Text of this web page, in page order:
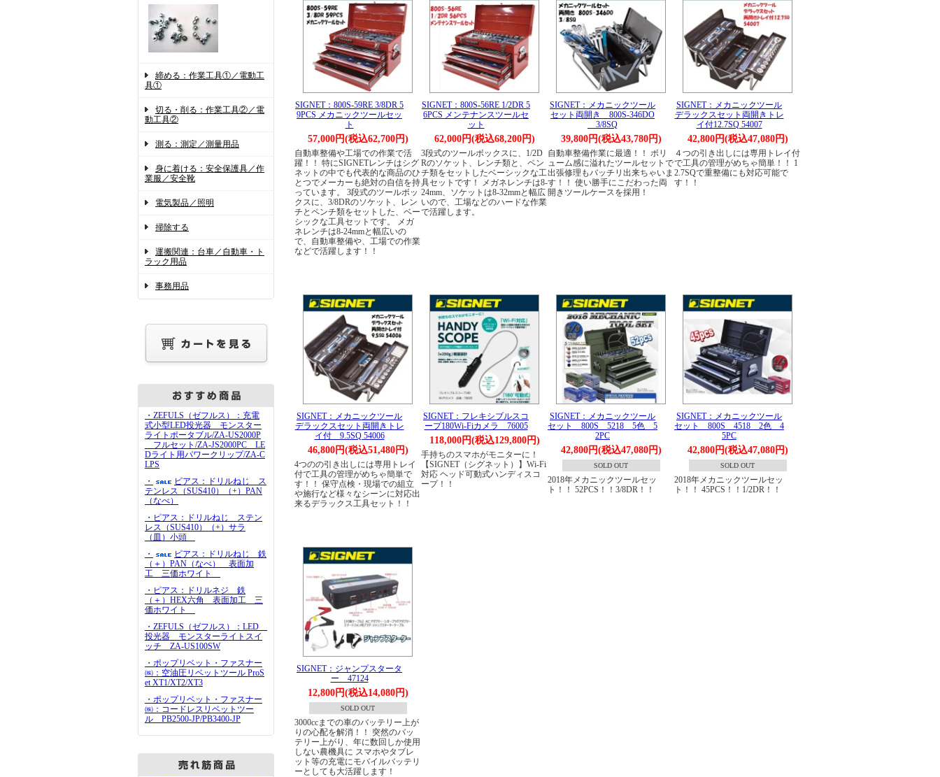
締める：作業工具①／電動工
具①
切る・削る：作業工具②／電
動工具②
測る：測定／測量用品
身に着ける：安全保護具／作
業服／安全靴
電気製品／照明
掃除する
運搬関連：台車／自動車・ト
ラック用品
事務用品
・ZEFULS（ゼフルス）：充電
式小型LED投光器 モンスター
ライトポータブル/ZA-US2000P
フルセット/ZA-JS2000PC LE
Dライト用パワークリップ/ZA-C
LPS
・
ピアス：ドリルねじ ス
テンレス（SUS410）（+）PAN
（なべ）
・ピアス：ドリルねじ ステン
レス（SUS410）（+）サラ
（皿）小頭
・
ピアス：ドリルねじ 鉄
（＋）PAN（なべ） 表面加
工 三価ホワイト
・ピアス：ドリルネジ 鉄
（＋）HEX六角 表面加工 三
価ホワイト
・ZEFULS（ゼフルス）：LED
投光器 モンスターライトスイ
ッチ ZA-US100SW
・ポップリベット・ファスナー
㈱：空油圧リベットツール ProS
et XT1/XT2/XT3
・ポップリベット・ファスナー
㈱：コードレスリベットツー
ル PB2500-JP/PB3400-JP
SIGNET：800S-59RE 3/8DR 5
9PCS メカニックツールセッ
ト
57,000円(税込62,700円)
自動車整備や工場での作業で活
躍！！ 特にSIGNETレンチはシグ
ネットの中でも代表的な商品のひ
とつでメーカーも絶対の自信を持
っています。 3段式のツールボッ
クスに、3/8DRのソケット、レン
チとペンチ類をセットした、ベー
シックな工具セットです。 メガ
ネレンチは8-24mmと幅広いの
で、自動車整備や、工場での作業
などで活躍します！！
SIGNET：800S-56RE 1/2DR 5
6PCS メンテナンスツールセ
ット
62,000円(税込68,200円)
3段式のツールボックスに、1/2D
Rのソケット、レンチ類と、ペン
チ類をセットしたベーシックな工
具セットです！ メガネレンチは8-
24mm、ソケットは8-32mmと幅広
いので、工場などのハードな作業
で活躍します。
SIGNET：メカニックツール
セット両開き 800S-346DO
3/8SQ
39,800円(税込43,780円)
自動車整備作業に最適！！ ボリ
ューム感に溢れたツールセットで
出張修理もバッチリ出来ちゃいま
す！！ 使い勝手にこだわった両
開きツールケースを採用！
SIGNET：メカニックツール
デラックスセット両開きトレ
イ付12.7SQ 54007
42,800円(税込47,080円)
４つの引き出しには専用トレイ付
で工具の管理がめちゃ簡単！！ 1
2.7SQで重整備にも対応可能で
す！！
SIGNET：メカニックツール
デラックスセット両開きトレ
イ付 9.5SQ 54006
46,800円(税込51,480円)
4つのの引き出しには専用トレイ
付で工具の管理がめちゃ簡単で
す！！ 保守点検・現場での組立
や施行など様々なシーンに対応出
来るデラックス工具セット！！
SIGNET：フレキシブルスコ
ープ180Wi-Fiカメラ 76005
118,000円(税込129,800円)
手持ちのスマホがモニターに！
【SIGNET（シグネット）】Wi-Fi
対応 ヘッド可動式ハンディスコ
ープ！！
SIGNET：メカニックツール
セット 800S 5218 5色 5
2PC
42,800円(税込47,080円)
SOLD OUT
2018年メカニックツールセッ
ト！！ 52PCS！！3/8DR！！
SIGNET：メカニックツール
セット 800S 4518 2色 4
5PC
42,800円(税込47,080円)
SOLD OUT
2018年メカニックツールセッ
ト！！ 45PCS！！1/2DR！！
SIGNET：ジャンプスタータ
ー 47124
12,800円(税込14,080円)
SOLD OUT
3000ccまでの車のバッテリー上が
りの心配を解消！！ 突然のバッ
テリー上がり、年に数回しか使用
しない農機具に スマホやタブレ
ット等の充電にモバイルバッテリ
ーとしても大活躍します！